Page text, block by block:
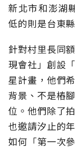
新北市和澎湖
低的則是台東縣
針對村里長同
現會社」創設
星計畫，他們
背景、不是樁
位。他們除了
也邀請汐止的
如何「第一次